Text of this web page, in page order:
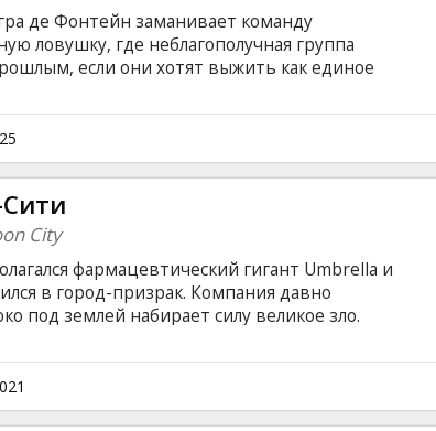
де Фонтейн заманивает команду
ловушку, где неблагополучная группа
если они хотят выжить как единое
City
фармацевтический гигант Umbrella и
в город-призрак. Компания давно
под землей набирает силу великое зло.
всю правду о корпорации Umbrellа.
на латышском и русском языках.